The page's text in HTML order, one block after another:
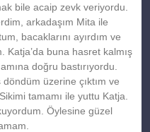
bile acaip zevk veriyordu.
arkadaşım Mita ile
bacaklarını ayırdım ve
Katja’da buna hasret kalmış
doğru bastırıyordu.
üzerine çıktım ve
tamamı ile yuttu Katja.
Öylesine güzel